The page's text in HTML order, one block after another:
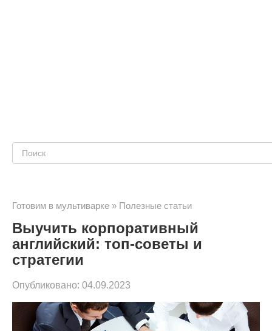
Поиск:
Готовим в мультиварке » Полезные статьи
Выучить корпоративный
английский: топ-советы и
стратегии
Опубликовано: 04.09.2023